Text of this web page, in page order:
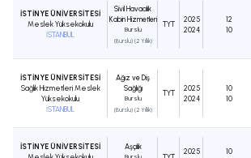
İSTİNYE ÜNİVERSİTESİ
Meslek Yüksekokulu
İSTANBUL
Sivil Havacılık
Kabin Hizmetleri
Burslu
(Burslu) (2 Yıllık)
TYT
2025
2024
12
10
İSTİNYE ÜNİVERSİTESİ
Sağlık Hizmetleri Meslek
Yüksekokulu
İSTANBUL
Ağız ve Diş
Sağlığı
Burslu
(Burslu) (2 Yıllık)
TYT
2025
2024
10
10
İSTİNYE ÜNİVERSİTESİ
Aşçılık
Burslu
2025
10